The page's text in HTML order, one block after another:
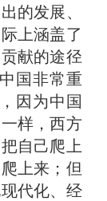
的发展、
上涵盖了
献的途径
国非常重
因为中国
样，西方
自己爬上
上来；但
代化、经